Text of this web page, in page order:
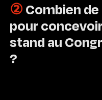
② Combien
pour
stand au
?